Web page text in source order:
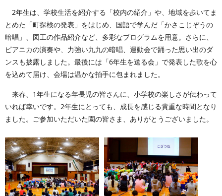
2年生は、学校生活を紹介する「校内の紹介」や、地域を歩いてま
とめた「町探検の発表」をはじめ、国語で学んだ「かさこじぞうの
暗唱」、図工の作品紹介など、多彩なプログラムを用意。さらに、
ピアニカの演奏や、力強い九九の暗唱、運動会で踊った思い出のダ
ンスも披露しました。最後には「6年生を送る会」で発表した歌を心
を込めて届け、会場は温かな拍手に包まれました。
来春、1年生になる年長児の皆さんに、小学校の楽しさが伝わって
いれば幸いです。2年生にとっても、成長を感じる貴重な時間となり
ました。ご参加いただいた園の皆さま、ありがとうございました。